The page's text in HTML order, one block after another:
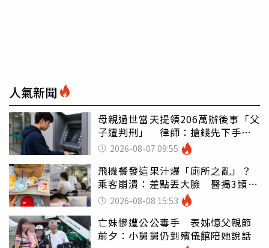
人氣新聞
母親過世當天提領206萬辦後事「父
子遭判刑」 律師：搶錢先下手是
罪 2026-08-07 09:55
飛機餐發這果汁爆「廁所之亂」？
乘客崩潰：差點丟大臉 醫揭3類人
別亂喝
2026-08-08 15:53
亡妹慘遭公公毒手 表姊憶父親節
前夕：小舅舅仍到殯儀館陪她說話